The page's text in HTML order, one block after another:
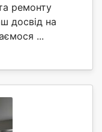
ремонту
досвід на
...